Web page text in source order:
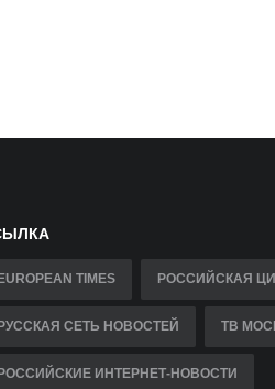
EUROPEAN TIMES РОССИЙСКАЯ
РУССКАЯ СЕТЬ НОВОСТЕЙ ТВ
РОССИЙСКИЕ ИНТЕРНЕТ-НОВОСТИ